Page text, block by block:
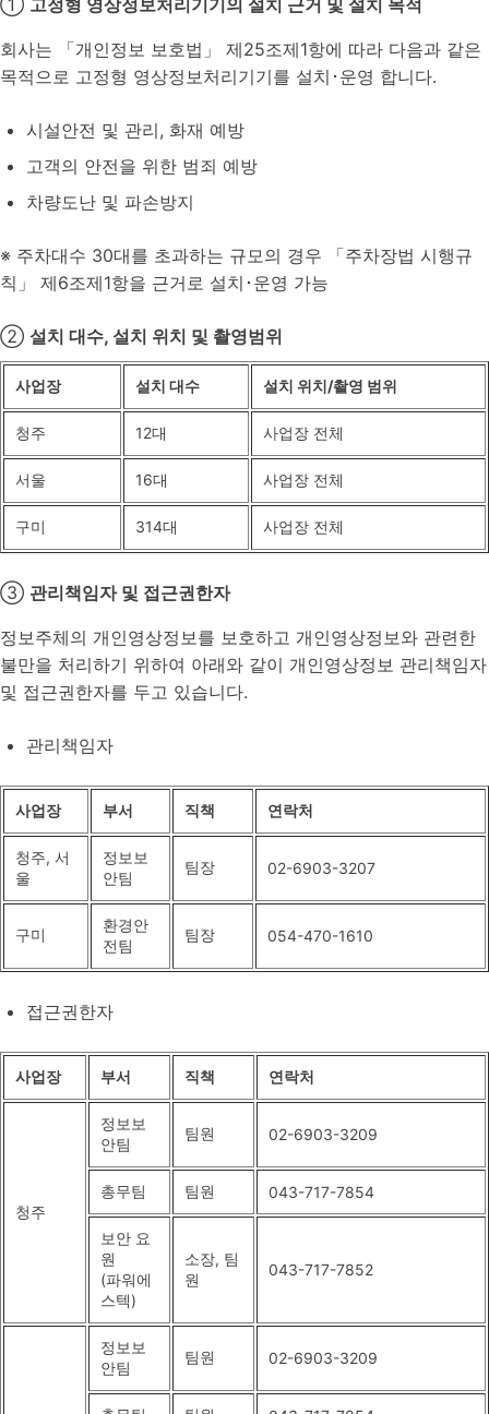
① 고정형 영상정보처리기기의 설치 근거 및 설치 목적
회사는 「개인정보 보호법」 제25조제1항에 따라 다음과 같은
목적으로 고정형 영상정보처리기기를 설치･운영 합니다.
시설안전 및 관리, 화재 예방
고객의 안전을 위한 범죄 예방
차량도난 및 파손방지
※ 주차대수 30대를 초과하는 규모의 경우 「주차장법 시행규
칙」 제6조제1항을 근거로 설치･운영 가능
② 설치 대수, 설치 위치 및 촬영범위
사업장 설치 대수 설치 위치/촬영 범위
청주 12대 사업장 전체
서울 16대 사업장 전체
구미 314대 사업장 전체
③ 관리책임자 및 접근권한자
정보주체의 개인영상정보를 보호하고 개인영상정보와 관련한
불만을 처리하기 위하여 아래와 같이 개인영상정보 관리책임자
및 접근권한자를 두고 있습니다.
관리책임자
사업장 부서 직책 연락처
청주, 서
울
정보보
안팀
팀장 02-6903-3207
구미
환경안
전팀
팀장 054-470-1610
접근권한자
사업장 부서 직책 연락처
청주
정보보
안팀
팀원 02-6903-3209
총무팀 팀원 043-717-7854
보안 요
원
(파워에
스텍)
소장, 팀
원
043-717-7852
정보보
안팀
팀원 02-6903-3209